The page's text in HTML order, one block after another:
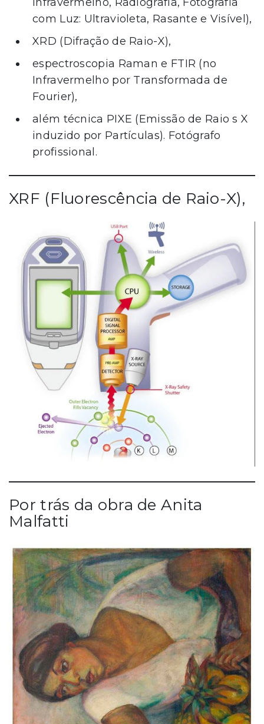
com Luz: Ultravioleta, Rasante e Visível),
XRD (Difração de Raio-X),
espectroscopia Raman e FTIR (no
Infravermelho por Transformada de
Fourier),
além técnica PIXE (Emissão de Raio s X
induzido por Partículas). Fotógrafo
profissional.
XRF (Fluorescência de Raio-X),
Por trás da obra de Anita
Malfatti